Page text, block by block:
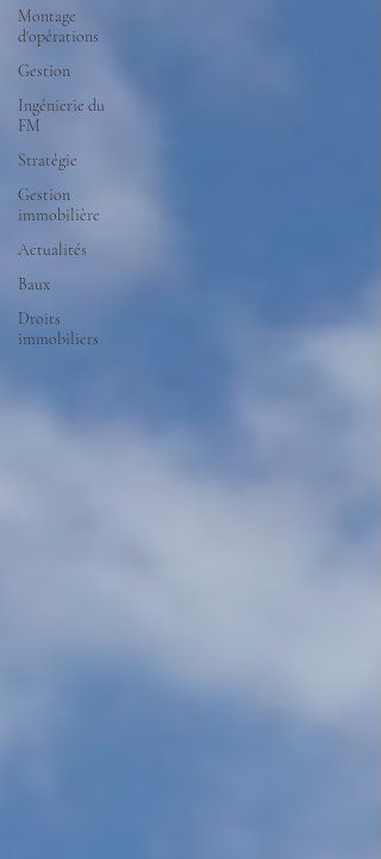
Montage
d'opérations
Gestion
Ingénierie du
FM
Stratégie
Gestion
immobilière
Actualités
Baux
Droits
immobiliers